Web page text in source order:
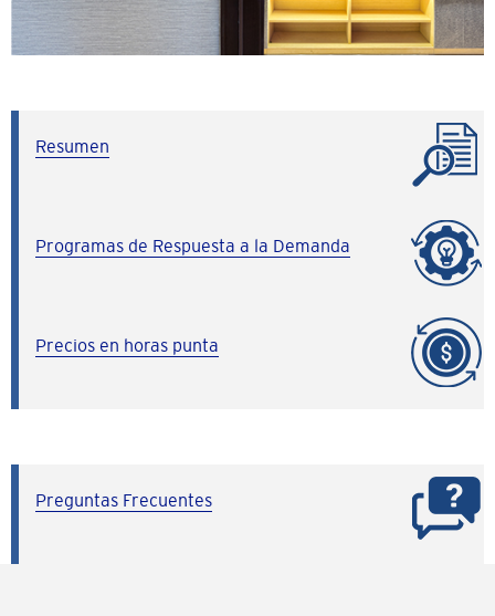
Resumen
Programas de Respuesta a la Demanda
Precios en horas punta
Preguntas Frecuentes